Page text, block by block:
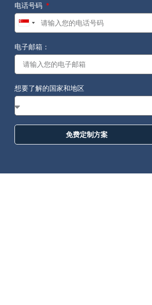
电话号码
Singapore
电子邮箱：
想要了解的国家和地区
免费定制方案